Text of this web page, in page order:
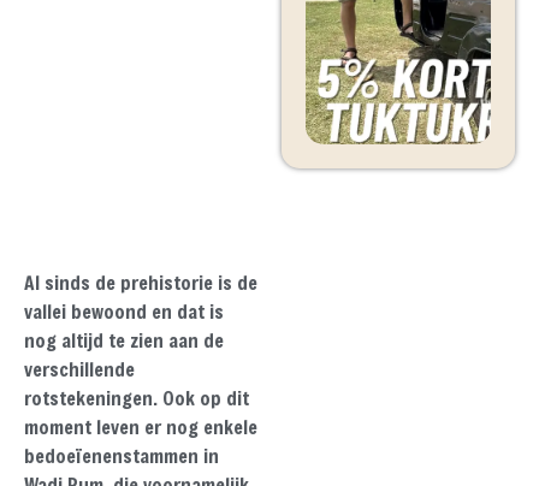
Al sinds de prehistorie is de
vallei bewoond en dat is
nog altijd te zien aan de
verschillende
rotstekeningen. Ook op dit
moment leven er nog enkele
bedoeïenenstammen in